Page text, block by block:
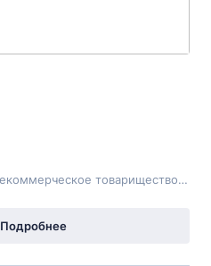
Москва, садоводческое некоммерческое товарищество Тонус, город Москва, 80
Подробнее